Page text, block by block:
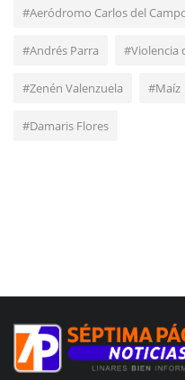
#Aeródromo Carlos del
#Andrés Parra #Violencia
#Zenén Valenzuela #Maíz
#Damaris Flores